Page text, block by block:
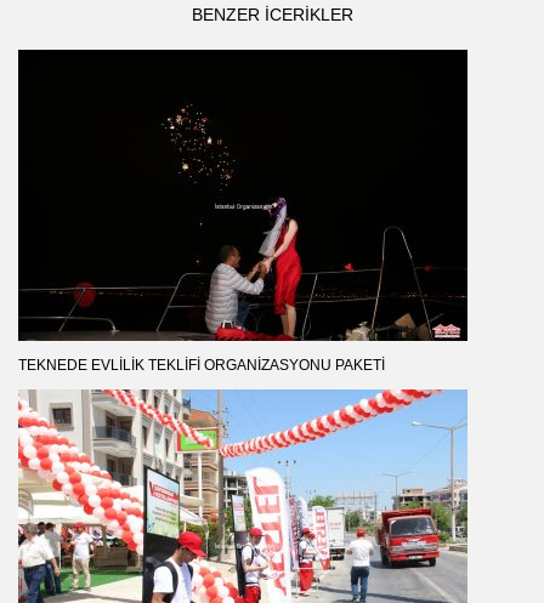
BENZER ICERIKLER
TEKNEDE EVLILIK TEKLIFI ORGANIZASYONU PAKETI